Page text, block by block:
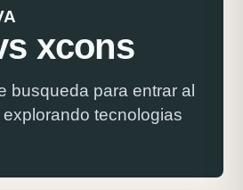
xcons
busqueda para entrar al
tecnologias